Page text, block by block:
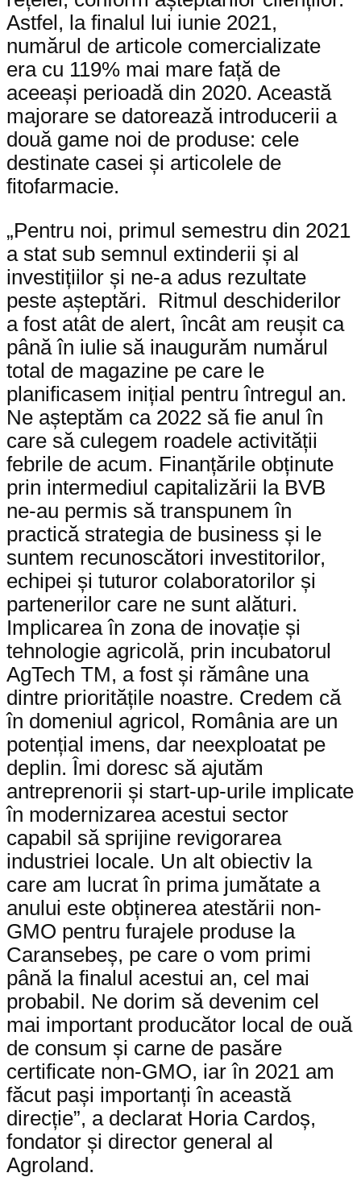
Astfel, la finalul lui iunie 2021,
numărul de articole comercializate
era cu 119% mai mare față de
aceeași perioadă din 2020. Această
majorare se datorează introducerii a
două game noi de produse: cele
destinate casei și articolele de
fitofarmacie.
„Pentru noi, primul semestru din 2021
a stat sub semnul extinderii și al
investițiilor și ne-a adus rezultate
peste așteptări. Ritmul deschiderilor
a fost atât de alert, încât am reușit ca
până în iulie să inaugurăm numărul
total de magazine pe care le
planificasem inițial pentru întregul an.
Ne așteptăm ca 2022 să fie anul în
care să culegem roadele activității
febrile de acum. Finanțările obținute
prin intermediul capitalizării la BVB
ne-au permis să transpunem în
practică strategia de business și le
suntem recunoscători investitorilor,
echipei și tuturor colaboratorilor și
partenerilor care ne sunt alături.
Implicarea în zona de inovație și
tehnologie agricolă, prin incubatorul
AgTech TM, a fost și rămâne una
dintre prioritățile noastre. Credem că
în domeniul agricol, România are un
potențial imens, dar neexploatat pe
deplin. Îmi doresc să ajutăm
antreprenorii și start-up-urile implicate
în modernizarea acestui sector
capabil să sprijine revigorarea
industriei locale. Un alt obiectiv la
care am lucrat în prima jumătate a
anului este obținerea atestării non-
GMO pentru furajele produse la
Caransebeș, pe care o vom primi
până la finalul acestui an, cel mai
probabil. Ne dorim să devenim cel
mai important producător local de ouă
de consum și carne de pasăre
certificate non-GMO, iar în 2021 am
făcut pași importanți în această
direcție”, a declarat Horia Cardoș,
fondator și director general al
Agroland.